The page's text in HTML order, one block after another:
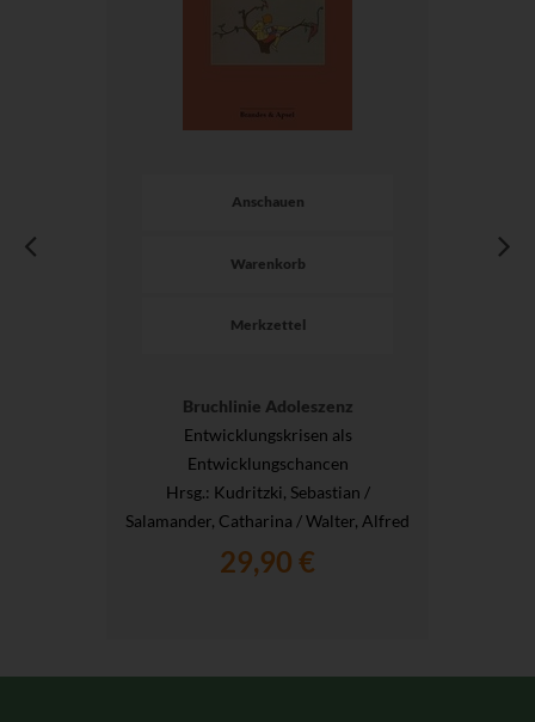
Anschauen
Warenkorb
Merkzettel
Bruchlinie Adoleszenz
Entwicklungskrisen als
Entwicklungschancen
Hrsg.: Kudritzki, Sebastian /
Salamander, Catharina / Walter, Alfred
29,90 €